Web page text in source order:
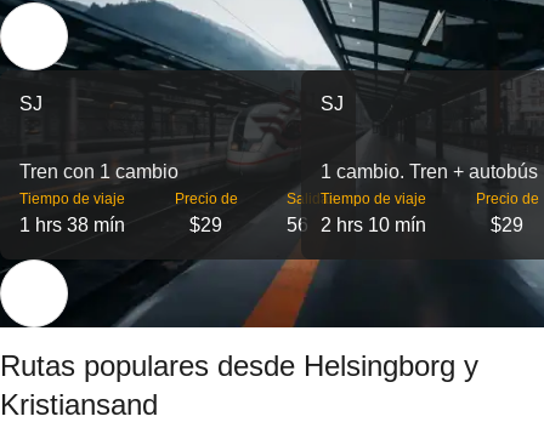
SJ
Tren con 1 cambio
Tiempo de viaje
1 hrs 38 mín
Precio de
$29
Salidas
56
SJ
1 cambio. Tren + autobús
Tiempo de viaje
2 hrs 10 mín
Precio de
$29
Rutas populares desde Helsingborg y
Kristiansand